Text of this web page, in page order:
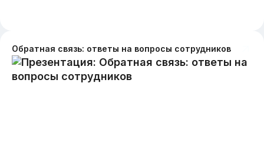
Обратная связь: ответы на вопросы сотрудников